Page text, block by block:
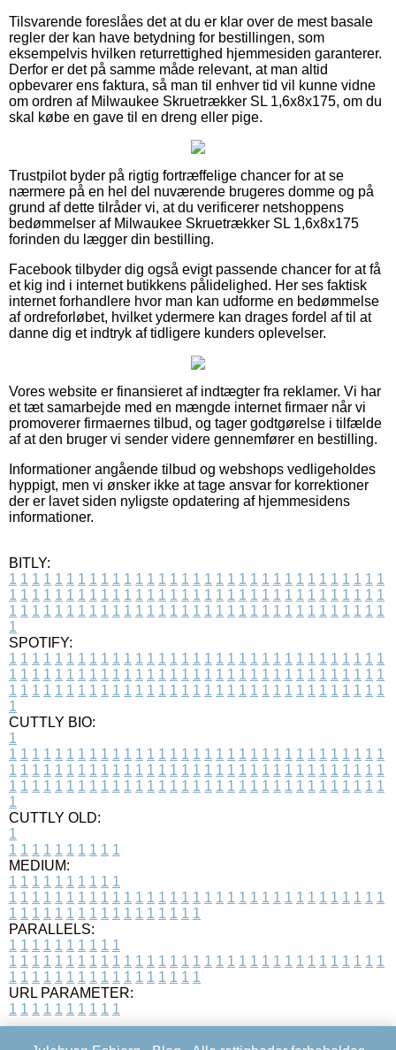
Tilsvarende foreslåes det at du er klar over de mest basale
regler der kan have betydning for bestillingen, som
eksempelvis hvilken returrettighed hjemmesiden garanterer.
Derfor er det på samme måde relevant, at man altid
opbevarer ens faktura, så man til enhver tid vil kunne vidne
om ordren af Milwaukee Skruetrækker SL 1,6x8x175, om du
skal købe en gave til en dreng eller pige.
Trustpilot byder på rigtig fortræffelige chancer for at se
nærmere på en hel del nuværende brugeres domme og på
grund af dette tilråder vi, at du verificerer netshoppens
bedømmelser af Milwaukee Skruetrækker SL 1,6x8x175
forinden du lægger din bestilling.
Facebook tilbyder dig også evigt passende chancer for at få
et kig ind i internet butikkens pålidelighed. Her ses faktisk
internet forhandlere hvor man kan udforme en bedømmelse
af ordreforløbet, hvilket ydermere kan drages fordel af til at
danne dig et indtryk af tidligere kunders oplevelser.
Vores website er finansieret af indtægter fra reklamer. Vi har
et tæt samarbejde med en mængde internet firmaer når vi
promoverer firmaernes tilbud, og tager godtgørelse i tilfælde
af at den bruger vi sender videre gennemfører en bestilling.
Informationer angående tilbud og webshops vedligeholdes
hyppigt, men vi ønsker ikke at tage ansvar for korrektioner
der er lavet siden nyligste opdatering af hjemmesidens
informationer.
BITLY:
1 1 1 1 1 1 1 1 1 1 1 1 1 1 1 1 1 1 1 1 1 1 1 1 1 1 1 1 1 1 1 1 1
1 1 1 1 1 1 1 1 1 1 1 1 1 1 1 1 1 1 1 1 1 1 1 1 1 1 1 1 1 1 1 1 1
1 1 1 1 1 1 1 1 1 1 1 1 1 1 1 1 1 1 1 1 1 1 1 1 1 1 1 1 1 1 1 1 1
1
SPOTIFY:
1 1 1 1 1 1 1 1 1 1 1 1 1 1 1 1 1 1 1 1 1 1 1 1 1 1 1 1 1 1 1 1 1
1 1 1 1 1 1 1 1 1 1 1 1 1 1 1 1 1 1 1 1 1 1 1 1 1 1 1 1 1 1 1 1 1
1 1 1 1 1 1 1 1 1 1 1 1 1 1 1 1 1 1 1 1 1 1 1 1 1 1 1 1 1 1 1 1 1
1
CUTTLY BIO:
1
1 1 1 1 1 1 1 1 1 1 1 1 1 1 1 1 1 1 1 1 1 1 1 1 1 1 1 1 1 1 1 1 1
1 1 1 1 1 1 1 1 1 1 1 1 1 1 1 1 1 1 1 1 1 1 1 1 1 1 1 1 1 1 1 1 1
1 1 1 1 1 1 1 1 1 1 1 1 1 1 1 1 1 1 1 1 1 1 1 1 1 1 1 1 1 1 1 1 1
1
CUTTLY OLD:
1
1 1 1 1 1 1 1 1 1 1
MEDIUM:
1 1 1 1 1 1 1 1 1 1
1 1 1 1 1 1 1 1 1 1 1 1 1 1 1 1 1 1 1 1 1 1 1 1 1 1 1 1 1 1 1 1 1
1 1 1 1 1 1 1 1 1 1 1 1 1 1 1 1 1
PARALLELS:
1 1 1 1 1 1 1 1 1 1
1 1 1 1 1 1 1 1 1 1 1 1 1 1 1 1 1 1 1 1 1 1 1 1 1 1 1 1 1 1 1 1 1
1 1 1 1 1 1 1 1 1 1 1 1 1 1 1 1 1
URL PARAMETER:
1 1 1 1 1 1 1 1 1 1